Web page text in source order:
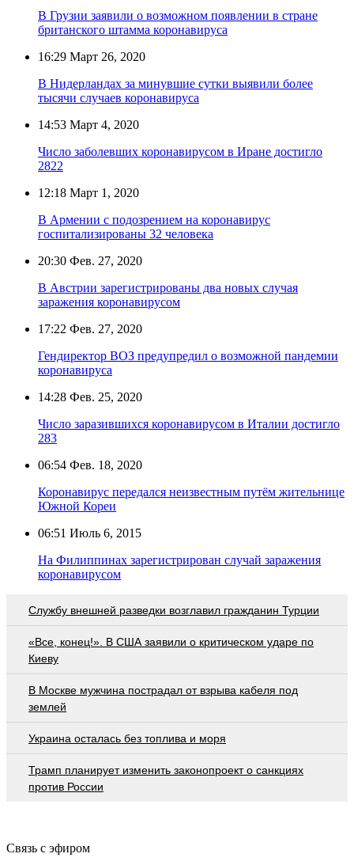
В Грузии заявили о возможном появлении в стране
британского штамма коронавируса
16:29 Март 26, 2020
В Нидерландах за минувшие сутки выявили более
тысячи случаев коронавируса
14:53 Март 4, 2020
Число заболевших коронавирусом в Иране достигло
2822
12:18 Март 1, 2020
В Армении с подозрением на коронавирус
госпитализированы 32 человека
20:30 Фев. 27, 2020
В Австрии зарегистрированы два новых случая
заражения коронавирусом
17:22 Фев. 27, 2020
Гендиректор ВОЗ предупредил о возможной пандемии
коронавируса
14:28 Фев. 25, 2020
Число заразившихся коронавирусом в Италии достигло
283
06:54 Фев. 18, 2020
Коронавирус передался неизвестным путём жительнице
Южной Кореи
06:51 Июль 6, 2015
На Филиппинах зарегистрирован случай заражения
коронавирусом
Службу внешней разведки возглавил гражданин Турции
«Все, конец!». В США заявили о критическом ударе по
Киеву
В Москве мужчина пострадал от взрыва кабеля под
землей
Украина осталась без топлива и моря
Трамп планирует изменить законопроект о санкциях
против России
Связь с эфиром